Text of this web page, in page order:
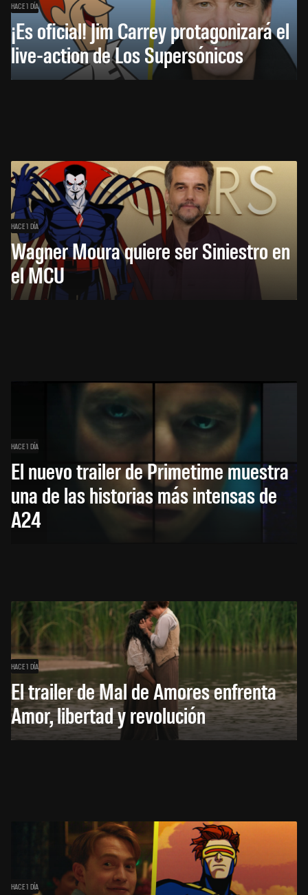
HACE 1 DÍA
¡Es oficial! Jim Carrey protagonizará el
live-action de Los Supersónicos
HACE 1 DÍA
Wagner Moura quiere ser Siniestro en
el MCU
HACE 1 DÍA
El nuevo trailer de Primetime muestra
una de las historias más intensas de
A24
HACE 1 DÍA
El trailer de Mal de Amores enfrenta
Amor, libertad y revolución
HACE 1 DÍA